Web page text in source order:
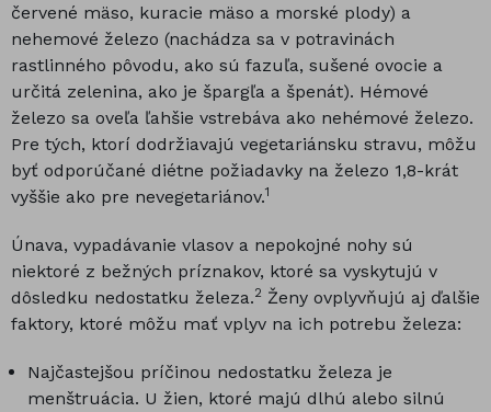
červené mäso, kuracie mäso a morské plody) a
nehemové železo (nachádza sa v potravinách
rastlinného pôvodu, ako sú fazuľa, sušené ovocie a
určitá zelenina, ako je špargľa a špenát). Hémové
železo sa oveľa ľahšie vstrebáva ako nehémové železo.
Pre tých, ktorí dodržiavajú vegetariánsku stravu, môžu
byť odporúčané diétne požiadavky na železo 1,8-krát
vyššie ako pre nevegetariánov.1
Únava, vypadávanie vlasov a nepokojné nohy sú
niektoré z bežných príznakov, ktoré sa vyskytujú v
dôsledku nedostatku železa.2 Ženy ovplyvňujú aj ďalšie
faktory, ktoré môžu mať vplyv na ich potrebu železa:
Najčastejšou príčinou nedostatku železa je
menštruácia. U žien, ktoré majú dlhú alebo silnú